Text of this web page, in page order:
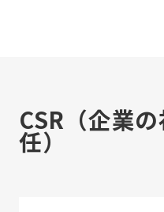
CSR（企業
任）